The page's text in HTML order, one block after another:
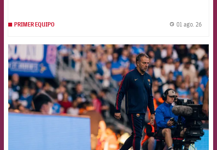
PRIMER EQUIPO 01 ago. 26
FCB Barcelona badge